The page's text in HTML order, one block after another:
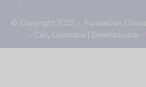
© Copyright 2022 – Fundación
– Cali, Colombia | Diseñado por